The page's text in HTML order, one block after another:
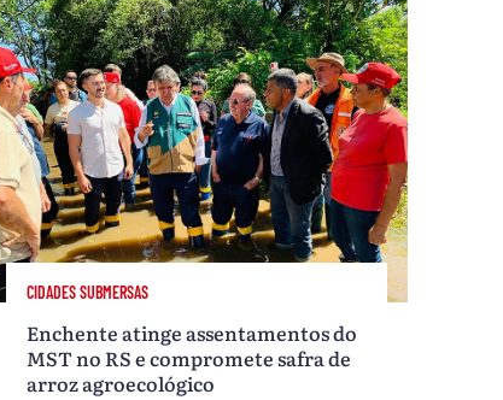
CIDADES SUBMERSAS
Enchente atinge assentamentos do
MST no RS e compromete safra de
arroz agroecológico